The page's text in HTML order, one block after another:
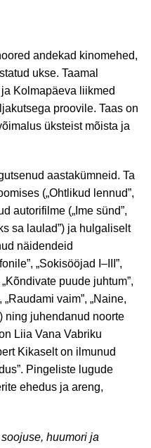
andekad kinomehed,
ukse. Taamal
Kolmapäeva liikmed
proovile. Taas on
üksteist mõista ja
aastakümneid. Ta
(„Ohtlikud lennud”,
autorifilme („Ime sünd”,
sa laulad”) ja hulgaliselt
näidendeid
„Sokisööjad I–III”,
puude juhtum”,
„Raudami vaim”, „Naine,
ning juhendanud noorte
Liia Vana Vabriku
Kikaselt on ilmunud
Pingeliste lugude
ehedus ja areng,
huumori ja